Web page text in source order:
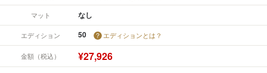
マット なし
エディション 50 エディションとは？
金額（税込） ¥27,926